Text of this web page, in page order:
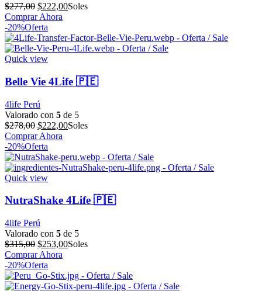
$277,00 El
precio
original
era:
$277,00.
$222,00El
es:
$222,00.
Soles
Comprar Ahora
-20%Oferta
Quick view
Belle Vie 4Life 🇵🇪
4life Perú
Valorado con 5 de 5
$278,00 El
precio
original
era:
$278,00.
$222,00El
es:
$222,00.
Soles
Comprar Ahora
-20%Oferta
Quick view
NutraShake 4Life 🇵🇪
4life Perú
Valorado con 5 de 5
$315,00 El
precio
original
era:
$315,00.
$253,00El
es:
$253,00.
Soles
Comprar Ahora
-20%Oferta